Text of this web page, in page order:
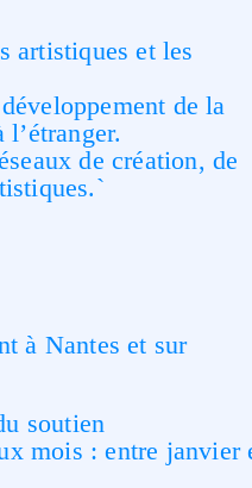
artistiques et les
de la
de création, de
à Nantes et sur
soutien
mois : entre janvier